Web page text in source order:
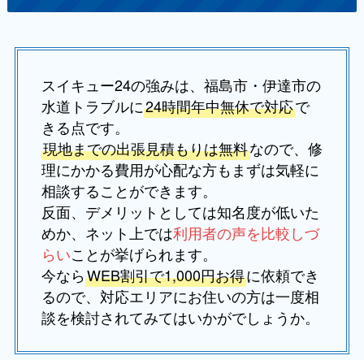
スイキュー24の強みは、福島市・伊達市の
水道トラブルに24時間年中無休で対応で
きる点です。
現地までの出張見積もりは無料なので、修
理にかかる費用が心配な方もまずは気軽に
相談することができます。
反面、デメリットとしては知名度が低いた
めか、ネット上では利用者の声を比較しづ
らいことが挙げられます。
今ならWEB割引で1,000円お得に依頼でき
るので、対応エリアにお住いの方は一度相
談を検討されてみてはいかがでしょうか。